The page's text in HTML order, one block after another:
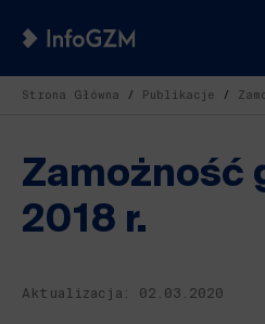
Strona Główna Publikacje
Zamożność
2018 r.
Aktualizacja: 02.03.2020